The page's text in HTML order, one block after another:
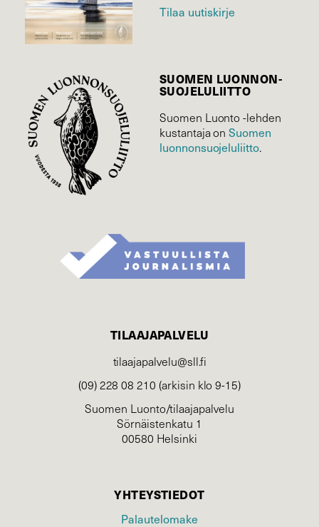
Tilaa uutiskirje
SUOMEN LUONNON­
SUOJELU­LIITTO
Suomen Luonto -lehden
kustantaja onSuomen
luonnonsuojelu­liitto.
TILAAJAPALVELU
tilaajapalvelu@sll.fi
(09) 228 08 210 (arkisin klo 9-15)
Suomen Luonto/tilaajapalvelu
Sörnäistenkatu 1
00580 Helsinki
YHTEYSTIEDOT
Palautelomake